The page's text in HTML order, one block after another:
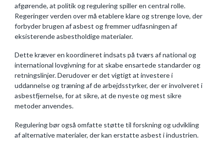
afgørende, at politik og regulering spiller en central rolle.
Regeringer verden over må etablere klare og strenge love, der
forbyder brugen af asbest og fremmer udfasningen af
eksisterende asbestholdige materialer.
Dette kræver en koordineret indsats på tværs af national og
international lovgivning for at skabe ensartede standarder og
retningslinjer. Derudover er det vigtigt at investere i
uddannelse og træning af de arbejdsstyrker, der er involveret i
asbestfjernelse, for at sikre, at de nyeste og mest sikre
metoder anvendes.
Regulering bør også omfatte støtte til forskning og udvikling
af alternative materialer, der kan erstatte asbest i industrien.